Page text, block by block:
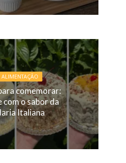
ALIMENTAÇÃO
comemorar:
com o sabor da
Italiana